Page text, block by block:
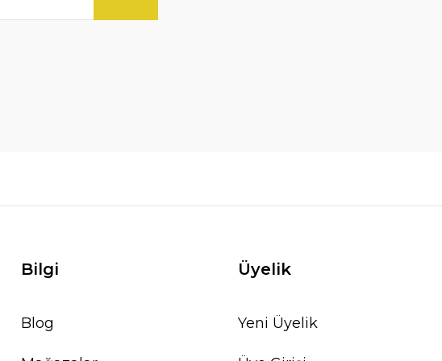
Bilgi
Blog
Üyelik
Yeni Üyelik